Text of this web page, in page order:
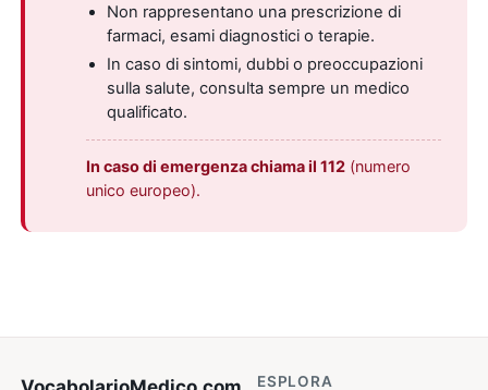
Non rappresentano una prescrizione di
farmaci, esami diagnostici o terapie.
In caso di sintomi, dubbi o preoccupazioni
sulla salute, consulta sempre un medico
qualificato.
In caso di emergenza chiama il 112 (numero
unico europeo).
ESPLORA